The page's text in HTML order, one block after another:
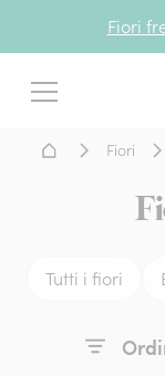
Fiori
Menu
Home
Fiori
Tutti i fiori